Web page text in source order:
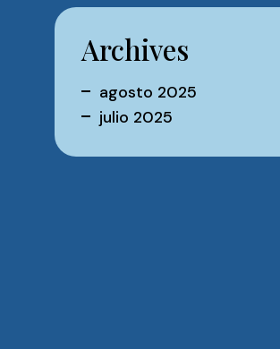
Archives
agosto 2025
julio 2025